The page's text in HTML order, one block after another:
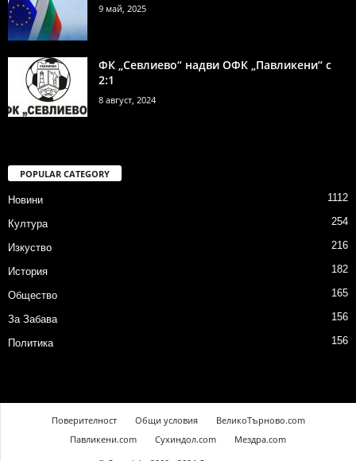
9 май, 2025
ФК „Севлиево“ надви ОФК „Павликени“ с
2:1
8 август, 2024
POPULAR CATEGORY
Новини 1112
Култура 254
Изкуство 216
История 182
Общество 165
За Забава 156
Политика 156
Поверителност Общи условия
ВеликоТърново.com
Павликени.com
Сухиндол.com
Мездра.com